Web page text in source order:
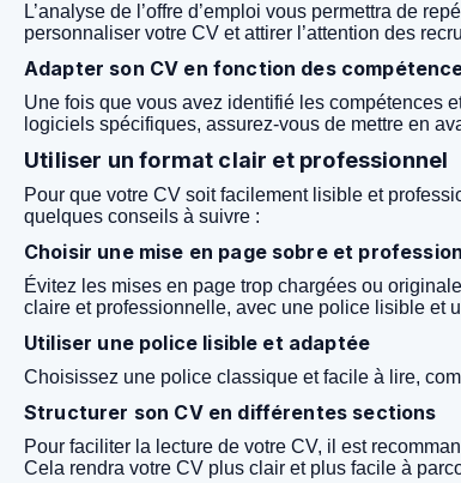
L’analyse de l’offre d’emploi vous permettra de
personnaliser votre CV et attirer l’attention des
Adapter son CV en fonction des
Une fois que vous avez identifié les compétences
logiciels spécifiques, assurez-vous de mettre en
Utiliser un format clair et professionnel
Pour que votre CV soit facilement lisible et
quelques conseils à suivre :
Choisir une mise en page sobre et
Évitez les mises en page trop chargées ou
claire et professionnelle, avec une police lisible et
Utiliser une police lisible et adaptée
Choisissez une police classique et facile à lire,
Structurer son CV en différentes sections
Pour faciliter la lecture de votre CV, il est
Cela rendra votre CV plus clair et plus facile à